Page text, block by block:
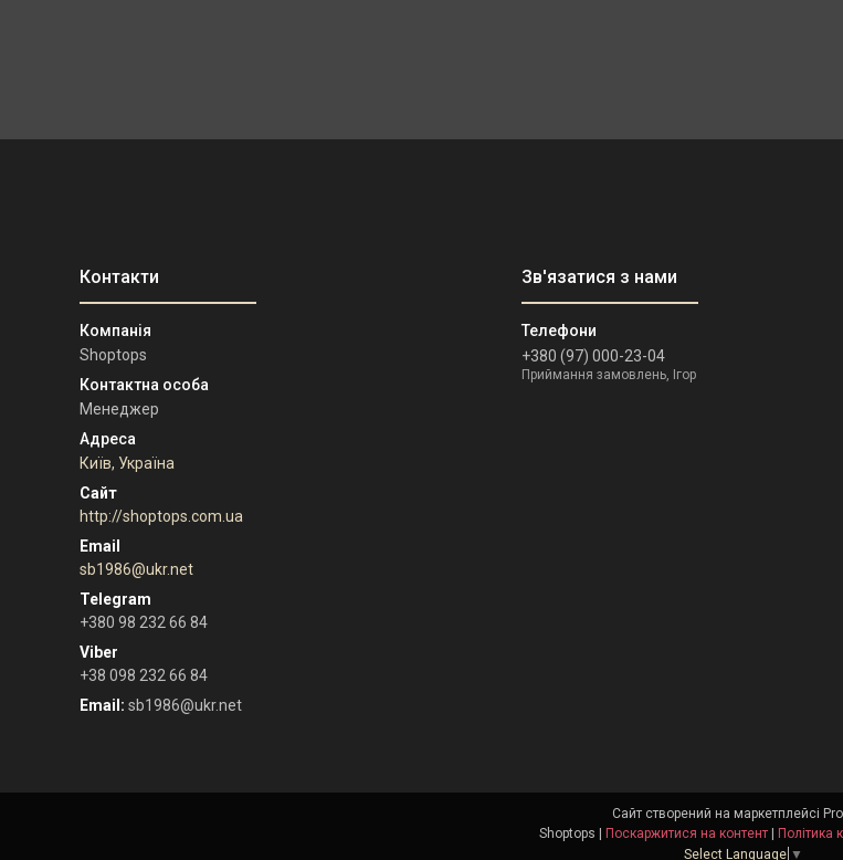
Shoptops
Менеджер
Київ, Україна
http://shoptops.com.ua
sb1986@ukr.net
+380 98 232 66 84
+38 098 232 66 84
Email
sb1986@ukr.net
+380 (97) 000-23-04
Приймання замовлень, Ігор
Сайт створений на маркетплейсі
Shoptops | Поскаржитися на контент | Політика
Select Language ▼